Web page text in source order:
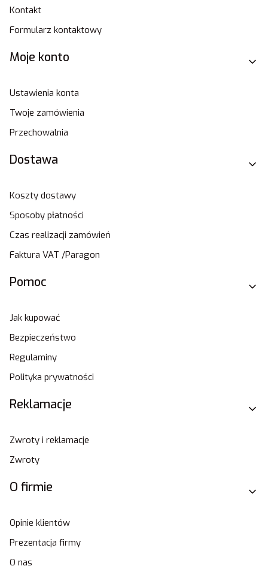
Kontakt
Formularz kontaktowy
Moje konto
Ustawienia konta
Twoje zamówienia
Przechowalnia
Dostawa
Koszty dostawy
Sposoby płatności
Czas realizacji zamówień
Faktura VAT /Paragon
Pomoc
Jak kupować
Bezpieczeństwo
Regulaminy
Polityka prywatności
Reklamacje
Zwroty i reklamacje
Zwroty
O firmie
Opinie klientów
Prezentacja firmy
O nas